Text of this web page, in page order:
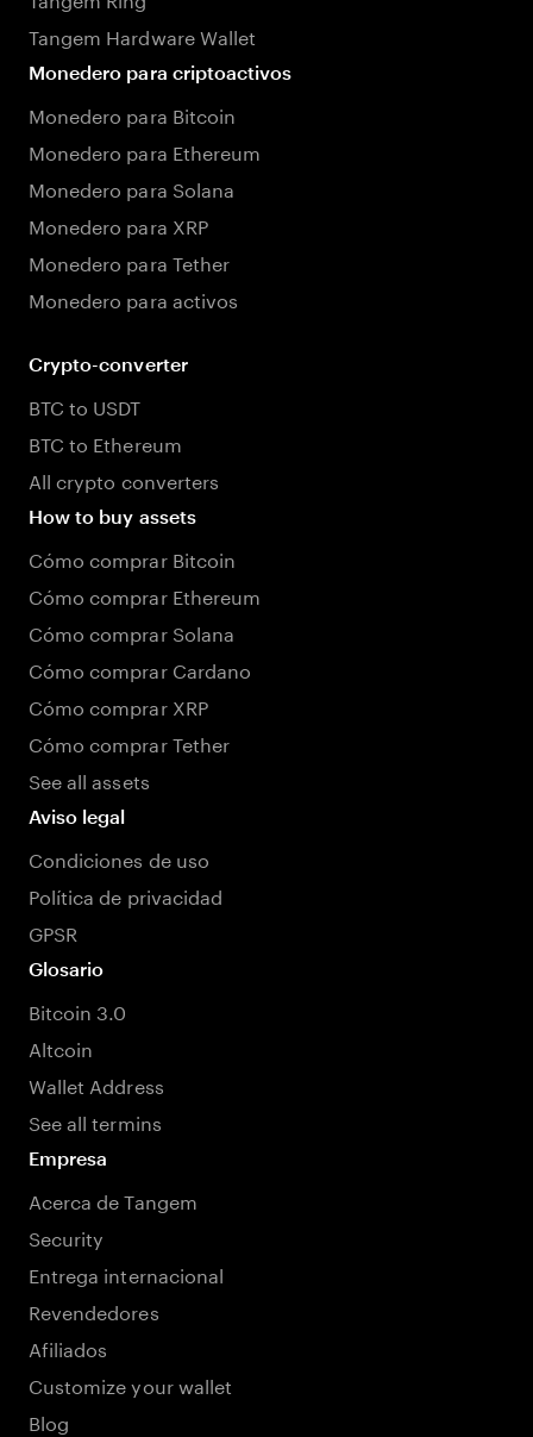
Tangem Hardware Wallet
Monedero para criptoactivos
Monedero para Bitcoin
Monedero para Ethereum
Monedero para Solana
Monedero para XRP
Monedero para Tether
Monedero para activos
Crypto-converter
BTC to USDT
BTC to Ethereum
All crypto converters
How to buy assets
Cómo comprar Bitcoin
Cómo comprar Ethereum
Cómo comprar Solana
Cómo comprar Cardano
Cómo comprar XRP
Cómo comprar Tether
See all assets
Aviso legal
Condiciones de uso
Política de privacidad
GPSR
Glosario
Bitcoin 3.0
Altcoin
Wallet Address
See all termins
Empresa
Acerca de Tangem
Security
Entrega internacional
Revendedores
Afiliados
Customize your wallet
Blog